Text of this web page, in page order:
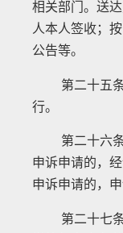
相关部门。送
人本人签收；
公告等。
第二十五
行。
第二十六
申诉申请的，
申诉申请的，申
第二十七